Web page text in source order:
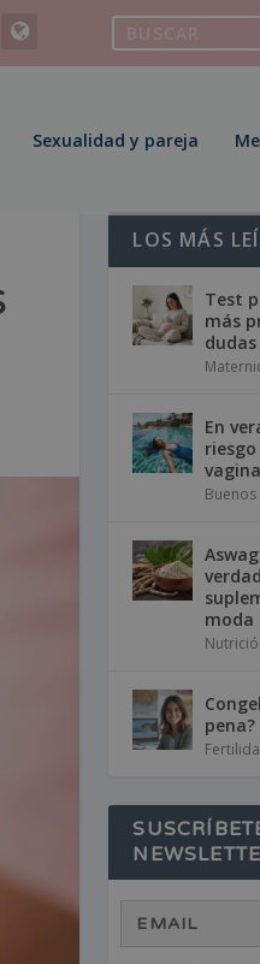
Sexualidad y pareja
LOS MÁS
Test
más
dudas
En
moda
pena?